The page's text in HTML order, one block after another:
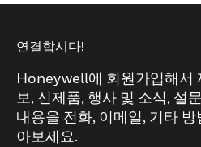
연결합시다!
Honeywell에 회원가입해서
보, 신제품, 행사 및 소식, 설
내용을 전화, 이메일, 기타
아보세요.